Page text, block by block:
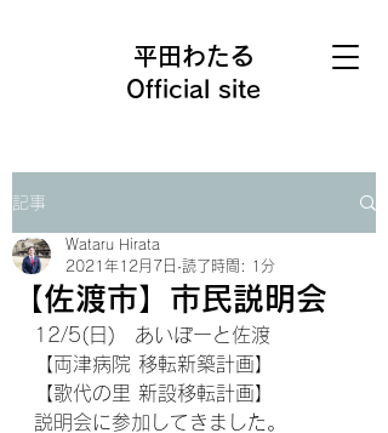
平田わたる
Official site
記事
【佐渡市】市民説明会
Wataru Hirata
2021年12月7日 読了時間: 1分
12/5(日)　あいぽーと佐渡
【両津病院 移転新築計画】
【歌代の里 新設移転計画】
説明会に参加してきました。